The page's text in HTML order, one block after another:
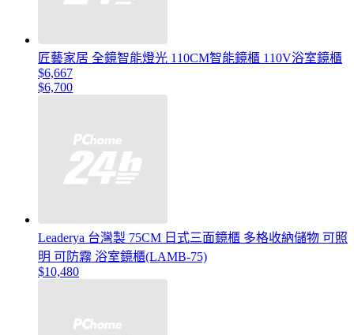
匠藝家居 全鏡智能燈光 110CM智能鏡櫃 110V浴室鏡櫃
$6,667
$6,700
Leaderya 台灣製 75CM 日式三面鏡櫃 多格收納儲物 可照
明 可防霧 浴室鏡櫃(LAMB-75)
$10,480